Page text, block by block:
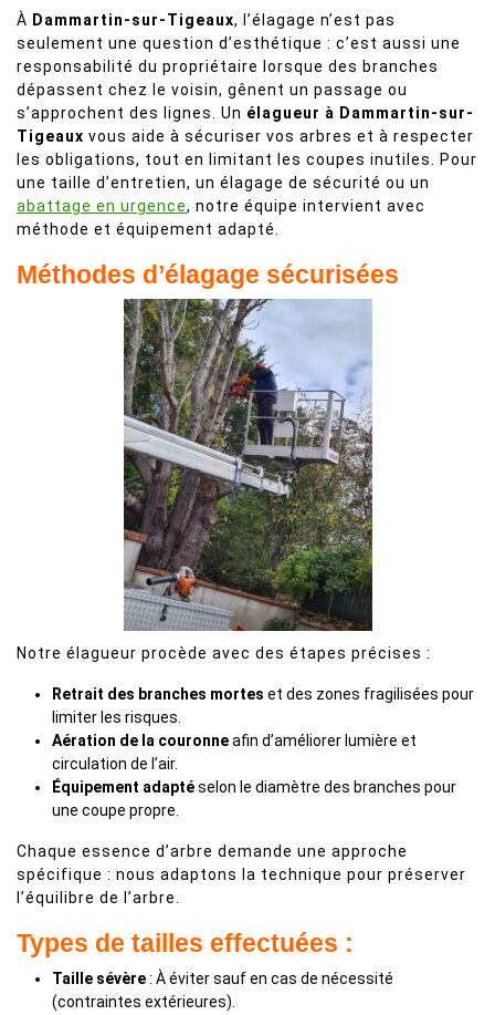
À Dammartin-sur-Tigeaux, l’élagage n’est pas
seulement une question d’esthétique : c’est aussi une
responsabilité du propriétaire lorsque des branches
dépassent chez le voisin, gênent un passage ou
s’approchent des lignes. Un élagueur à Dammartin-sur-
Tigeaux vous aide à sécuriser vos arbres et à respecter
les obligations, tout en limitant les coupes inutiles. Pour
une taille d’entretien, un élagage de sécurité ou un
abattage en urgence, notre équipe intervient avec
méthode et équipement adapté.
Méthodes d’élagage sécurisées
Notre élagueur procède avec des étapes précises :
Retrait des branches mortes et des zones fragilisées pour
limiter les risques.
Aération de la couronneafin d’améliorer lumière et
circulation de l’air.
Équipement adaptéselon le diamètre des branches pour
une coupe propre.
Chaque essence d’arbre demande une approche
spécifique : nous adaptons la technique pour préserver
l’équilibre de l’arbre.
Types de tailles effectuées :
Taille sévère: À éviter sauf en cas de nécessité
(contraintes extérieures).